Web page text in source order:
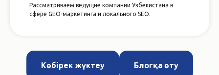
Рассматриваем ведущие компании Узбекистана в
сфере GEO-маркетинга и локального SEO.
Көбірек жүктеу Блогқа өту